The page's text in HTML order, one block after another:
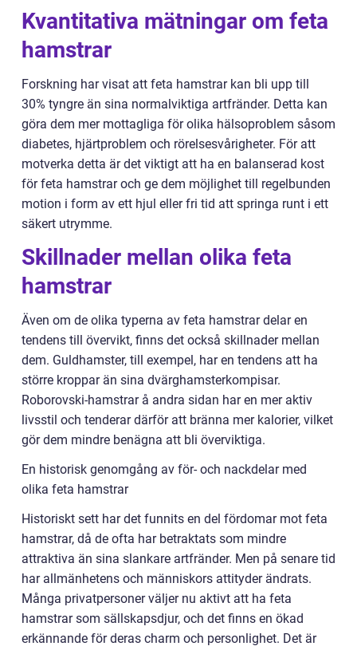
Kvantitativa mätningar om feta
hamstrar
Forskning har visat att feta hamstrar kan bli upp till
30% tyngre än sina normalviktiga artfränder. Detta kan
göra dem mer mottagliga för olika hälsoproblem såsom
diabetes, hjärtproblem och rörelsesvårigheter. För att
motverka detta är det viktigt att ha en balanserad kost
för feta hamstrar och ge dem möjlighet till regelbunden
motion i form av ett hjul eller fri tid att springa runt i ett
säkert utrymme.
Skillnader mellan olika feta
hamstrar
Även om de olika typerna av feta hamstrar delar en
tendens till övervikt, finns det också skillnader mellan
dem. Guldhamster, till exempel, har en tendens att ha
större kroppar än sina dvärghamsterkompisar.
Roborovski-hamstrar å andra sidan har en mer aktiv
livsstil och tenderar därför att bränna mer kalorier, vilket
gör dem mindre benägna att bli överviktiga.
En historisk genomgång av för- och nackdelar med
olika feta hamstrar
Historiskt sett har det funnits en del fördomar mot feta
hamstrar, då de ofta har betraktats som mindre
attraktiva än sina slankare artfränder. Men på senare tid
har allmänhetens och människors attityder ändrats.
Många privatpersoner väljer nu aktivt att ha feta
hamstrar som sällskapsdjur, och det finns en ökad
erkännande för deras charm och personlighet. Det är